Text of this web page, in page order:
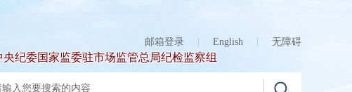
邮箱登录 English 无障碍
央纪委国家监委驻市场监管总局纪检监察组